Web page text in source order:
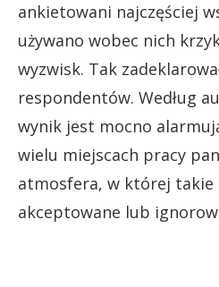
ankietowani najczęściej
używano wobec nich
wyzwisk. Tak
respondentów. Według
wynik jest mocno
wielu miejscach pracy
atmosfera, w której takie
akceptowane lub